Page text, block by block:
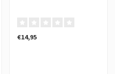
€14,95